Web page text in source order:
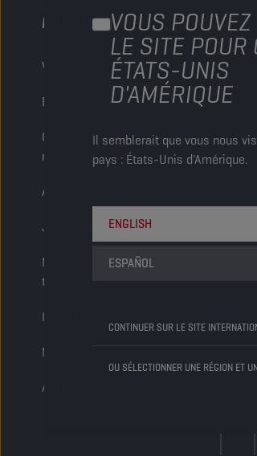
VOUS
LE SITE POUR
ÉTATS-UNIS
D'AMÉRIQUE
Il semblerait que vous nous
pays : États-Unis d'Amérique.
ENGLISH
ESPAÑOL
CONTINUER SUR LE SITE
OU SÉLECTIONNER UNE RÉGION ET
UTILISER L’EMPLACEMENT ACTUEL
Filtrer par
Vente Au Détail
(979)
Sous-distributeur
PRODUITS
Voitures de tourisme
Bus et Camions
Construction et exploitation
minière
Agriculture
Jardinage
Moto et Véhicules tout-
terrain
Industrie
Marine
Autre